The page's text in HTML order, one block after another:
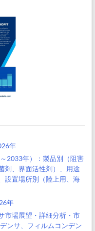
年
2033年）：製品別（阻害
剤、界面活性剤）、用途
設置場所別（陸上用、海
年
市場展望・詳細分析・市
ンサ、フィルムコンデン